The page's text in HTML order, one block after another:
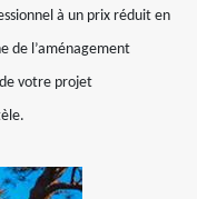
à un prix réduit en
de l’aménagement
votre projet